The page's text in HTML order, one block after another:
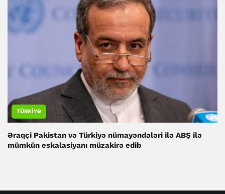
TÜRKIYƏ
Əraqçi Pakistan və Türkiyə nümayəndələri ilə ABŞ ilə
mümkün eskalasiyanı müzakirə edib